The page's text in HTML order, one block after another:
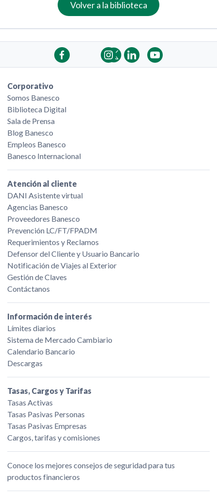
Volver a la biblioteca
Corporativo
Somos Banesco
Biblioteca Digital
Sala de Prensa
Blog Banesco
Empleos Banesco
Banesco Internacional
Atención al cliente
DANI Asistente virtual
Agencias Banesco
Proveedores Banesco
Prevención LC/FT/FPADM
Requerimientos y Reclamos
Defensor del Cliente y Usuario Bancario
Notificación de Viajes al Exterior
Gestión de Claves
Contáctanos
Información de interés
Límites diarios
Sistema de Mercado Cambiario
Calendario Bancario
Descargas
Tasas, Cargos y Tarifas
Tasas Activas
Tasas Pasivas Personas
Tasas Pasivas Empresas
Cargos, tarifas y comisiones
Conoce los mejores consejos de seguridad para tus
productos financieros